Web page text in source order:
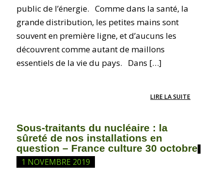
public de l’énergie. Comme dans la santé, la
grande distribution, les petites mains sont
souvent en première ligne, et d’aucuns les
découvrent comme autant de maillons
essentiels de la vie du pays. Dans […]
LIRE LA SUITE
Sous-traitants du nucléaire : la
sûreté de nos installations en
question – France culture 30 octobre
1 NOVEMBRE 2019